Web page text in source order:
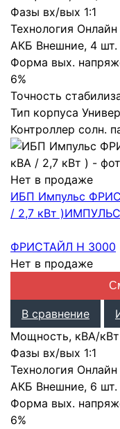
Фазы вх/вых 1:1
Технология Онлайн
АКБ Внешние, 4 шт.
Форма вых.
6%
Точность
Тип корпуса
Контроллер солн.
Нет в продаже
ИБП Импульс
/ 2,7 кВт )ИМПУЛЬС
ФРИСТАЙЛ Н 3000
Нет в продаже
В сравнение
Мощность, кВА/кВт
Фазы вх/вых 1:1
Технология Онлайн
АКБ Внешние, 6 шт.
Форма вых.
6%